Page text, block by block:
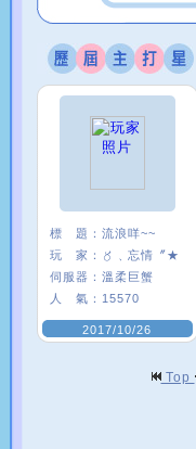
標 題： 流浪咩~~
玩 家：
〥﹑忘情〞★
伺服器： 溫柔巨蟹
人 氣： 15570
2017/10/26
Top